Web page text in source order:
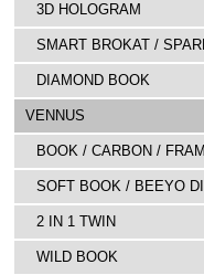
3D HOLOGRAM
SMART BROKAT /
DIAMOND BOOK
VENNUS
BOOK / CARBON /
SOFT BOOK / BEEYO
2 IN 1 TWIN
WILD BOOK